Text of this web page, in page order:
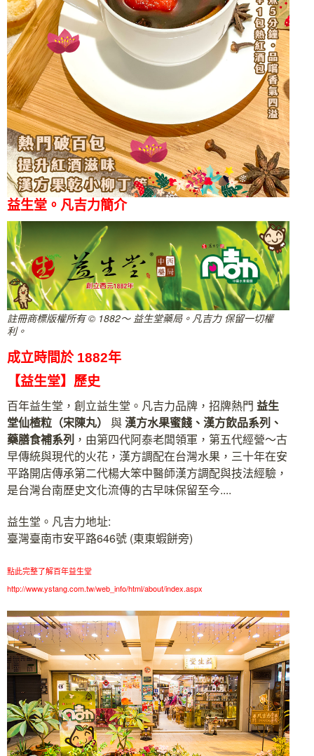
益生堂。凡吉力簡介
註冊商標版權所有 © 1882～ 益生堂藥局。凡吉力 保留一切權
利。
成立時間於 1882年
【益生堂】歷史
百年益生堂，創立益生堂。凡吉力品牌，招牌熱門 益生
堂仙楂粒（宋陳丸） 與漢方水果蜜餞、漢方飲品系列、
藥膳食補系列 ，由第四代阿泰老闆領軍，第五代經營～古
早傳統與現代的火花，漢方調配在台灣水果，三十年在安
平路開店傳承第二代楊大笨中醫師漢方調配與技法經驗，
是台灣台南歷史文化流傳的古早味保留至今....
益生堂。凡吉力地址:
臺灣臺南市安平路646號 (東東蝦餅旁)
點此完整了解百年益生堂
http://www.ystang.com.tw/web_info/html/about/index.aspx